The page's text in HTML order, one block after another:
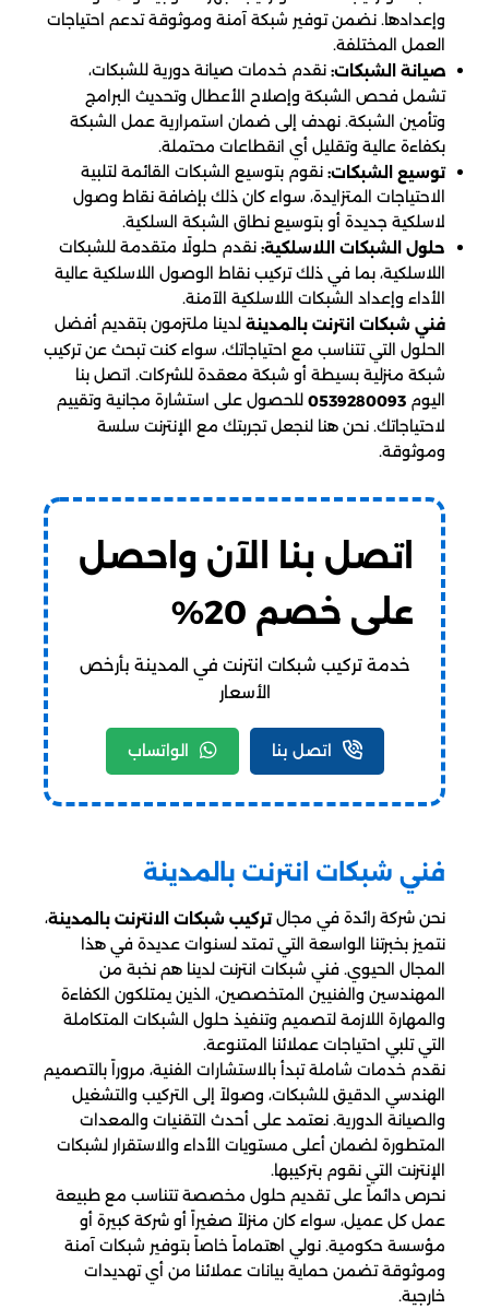
وإعدادها. نضمن توفير شبكة آمنة وموثوقة تدعم احتياجات
العمل المختلفة.
صيانة الشبكات: نقدم خدمات صيانة دورية للشبكات،
تشمل فحص الشبكة وإصلاح الأعطال وتحديث البرامج
وتأمين الشبكة. نهدف إلى ضمان استمرارية عمل الشبكة
بكفاءة عالية وتقليل أي انقطاعات محتملة.
توسيع الشبكات: نقوم بتوسيع الشبكات القائمة لتلبية
الاحتياجات المتزايدة، سواء كان ذلك بإضافة نقاط وصول
لاسلكية جديدة أو بتوسيع نطاق الشبكة السلكية.
حلول الشبكات اللاسلكية: نقدم حلولًا متقدمة للشبكات
اللاسلكية، بما في ذلك تركيب نقاط الوصول اللاسلكية عالية
الأداء وإعداد الشبكات اللاسلكية الآمنة.
فني شبكات انترنت بالمدينة لدينا ملتزمون بتقديم أفضل
الحلول التي تتناسب مع احتياجاتك، سواء كنت تبحث عن تركيب
شبكة منزلية بسيطة أو شبكة معقدة للشركات. اتصل بنا
اليوم 0539280093 للحصول على استشارة مجانية وتقييم
لاحتياجاتك. نحن هنا لنجعل تجربتك مع الإنترنت سلسة
وموثوقة.
اتصل بنا الآن واحصل
على خصم 20%
خدمة تركيب شبكات انترنت في المدينة بأرخص
الأسعار
اتصل بنا الواتساب
فني شبكات انترنت بالمدينة
نحن شركة رائدة في مجالتركيب شبكات الانترنت بالمدينة،
نتميز بخبرتنا الواسعة التي تمتد لسنوات عديدة في هذا
المجال الحيوي. فني شبكات انترنت لدينا هم نخبة من
المهندسين والفنيين المتخصصين، الذين يمتلكون الكفاءة
والمهارة اللازمة لتصميم وتنفيذ حلول الشبكات المتكاملة
التي تلبي احتياجات عملائنا المتنوعة.
نقدم خدمات شاملة تبدأ بالاستشارات الفنية، مروراً بالتصميم
الهندسي الدقيق للشبكات، وصولاً إلى التركيب والتشغيل
والصيانة الدورية. نعتمد على أحدث التقنيات والمعدات
المتطورة لضمان أعلى مستويات الأداء والاستقرار لشبكات
الإنترنت التي نقوم بتركيبها.
نحرص دائماً على تقديم حلول مخصصة تتناسب مع طبيعة
عمل كل عميل، سواء كان منزلاً صغيراً أو شركة كبيرة أو
مؤسسة حكومية. نولي اهتماماً خاصاً بتوفير شبكات آمنة
وموثوقة تضمن حماية بيانات عملائنا من أي تهديدات
خارجية.